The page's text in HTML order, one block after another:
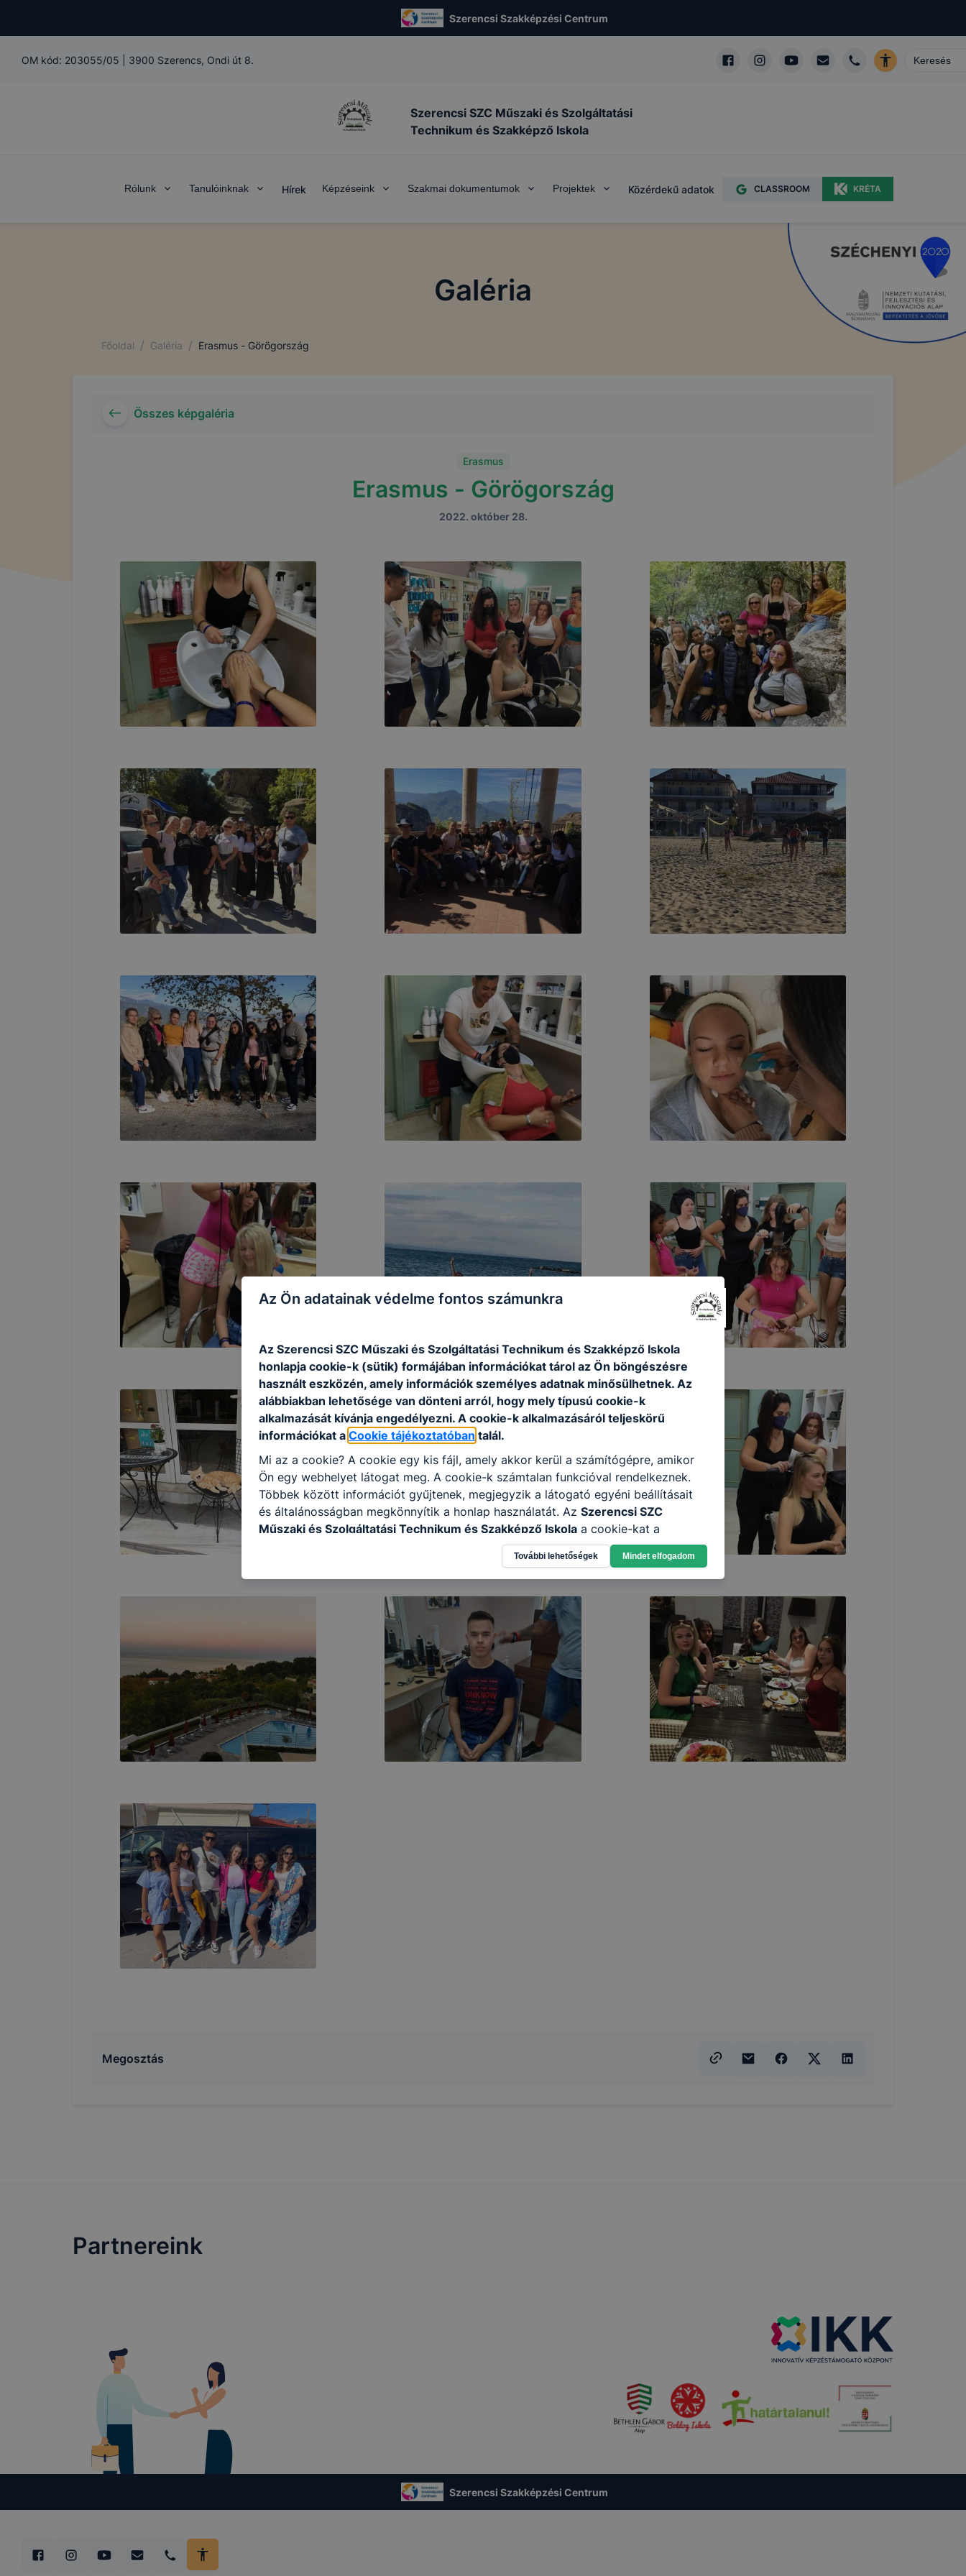
Szerencsi Szakképzési Centrum
OM kód: 203055/05 3900 Szerencs, Ondi út 8.
Szerencsi SZC Műszaki és Szolgáltatási
Technikum és Szakképző Iskola
Rólunk Tanulóinknak Hírek Képzéseink Szakmai dokumentumok Projektek Közérdekű adatok CLASSROOM KRÉTA
Galéria
Főoldal / Galéria / Erasmus - Görögország
Összes képgaléria
Erasmus
Erasmus - Görögország
2022. október 28.
Megosztás
Partnereink
Szerencsi Szakképzési Centrum
Az Ön adatainak védelme fontos számunkra
Az Szerencsi SZC Műszaki és Szolgáltatási Technikum és Szakképző Iskola
honlapja cookie-k (sütik) formájában információkat tárol az Ön böngészésre
használt eszközén, amely információk személyes adatnak minősülhetnek. Az
alábbiakban lehetősége van dönteni arról, hogy mely típusú cookie-k
alkalmazását kívánja engedélyezni. A cookie-k alkalmazásáról teljeskörű
információkat a Cookie tájékoztatóban talál.
Mi az a cookie? A cookie egy kis fájl, amely akkor kerül a számítógépre, amikor
Ön egy webhelyet látogat meg. A cookie-k számtalan funkcióval rendelkeznek.
Többek között információt gyűjtenek, megjegyzik a látogató egyéni beállításait
és általánosságban megkönnyítik a honlap használatát. Az Szerencsi SZC
Műszaki és Szolgáltatási Technikum és Szakképző Iskola a cookie-kat a
következő célokból használja: információ gyűjtése azzal kapcsolatban, hogyan
használja Ön a honlapot -annak felmérésével, hogy a honlap melyik részeit
látogatja, vagy használja leginkább, így megtudhatjuk, hogyan biztosítsunk Önnek
még jobb felhasználói élményt, ha ismét meglátogatja oldalunkat, honlap
fejlesztése. Hogyan ellenőrizheti és hogyan tudja kikapcsolni a cookie-kat?
Minden modern böngésző engedélyezi a cookie-k beállításának a változtatását. A
legtöbb böngésző alapértelmezettként automatikusan elfogadja a cookie-kat, de
ezek általában megváltoztathatók. Felhívjuk figyelmét, hogy mivel a cookie-k
célja honlapunk használhatóságának és folyamatainak megkönnyítése vagy
lehetővé tétele, a cookie-k alkalmazásának megakadályozása vagy törlése által
előfordulhat, hogy felhasználóink nem lesznek képesek honlapunk funkcióinak
teljes körű használatára, vagy a honlap a tervezettől eltérően fog működni
böngészőjében.
További lehetőségek Mindet elfogadom